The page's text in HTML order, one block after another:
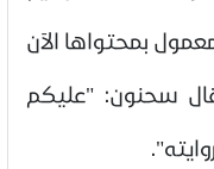
بمحتواها الآن
سحنون: "عليكم